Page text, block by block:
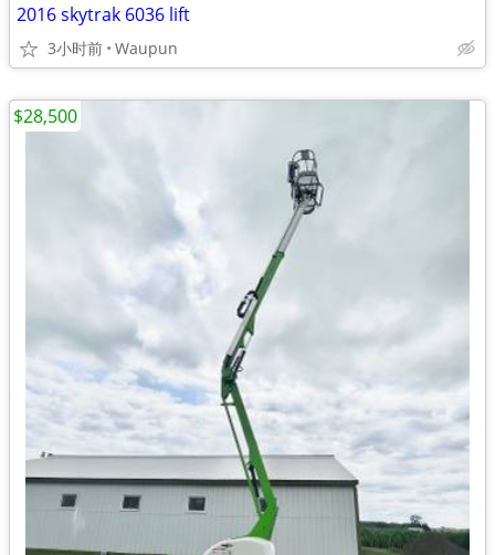
2016 skytrak 6036 lift
3小时前 Waupun
$28,500